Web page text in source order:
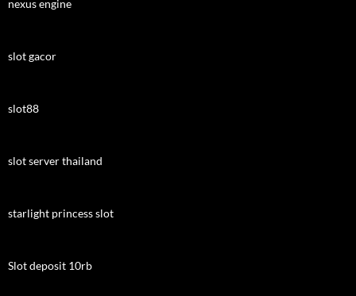
nexus engine
slot gacor
slot88
slot server thailand
starlight princess slot
Slot deposit 10rb